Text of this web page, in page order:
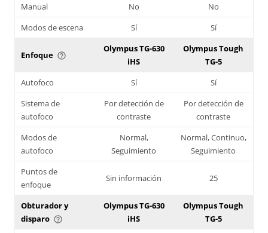
Manual No
No
Modos de escena
Sí Sí
Enfoque help_outline
Olympus TG-630
iHS
Olympus Tough
TG-5
Autofoco
Sí
Sí
Sistema de
autofoco
Por detección de
contraste
Por detección de
contraste
Modos de
autofoco
Normal,
Seguimiento
Normal, Continuo,
Seguimiento
Puntos de
enfoque
Sin información 25
Obturador y
disparo help_outline
Olympus TG-630
iHS
Olympus Tough
TG-5